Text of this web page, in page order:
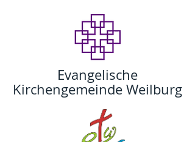
Evangelische
Kirchengemeinde Weilburg